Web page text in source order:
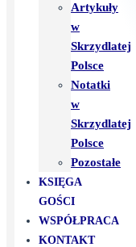
Artykuły
w
Skrzydlatej
Polsce
Notatki
w
Skrzydlatej
Polsce
Pozostałe
KSIĘGA
GOŚCI
WSPÓŁPRACA
KONTAKT